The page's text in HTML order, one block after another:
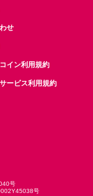
せ
イン利用規約
ービス利用規約
号
号